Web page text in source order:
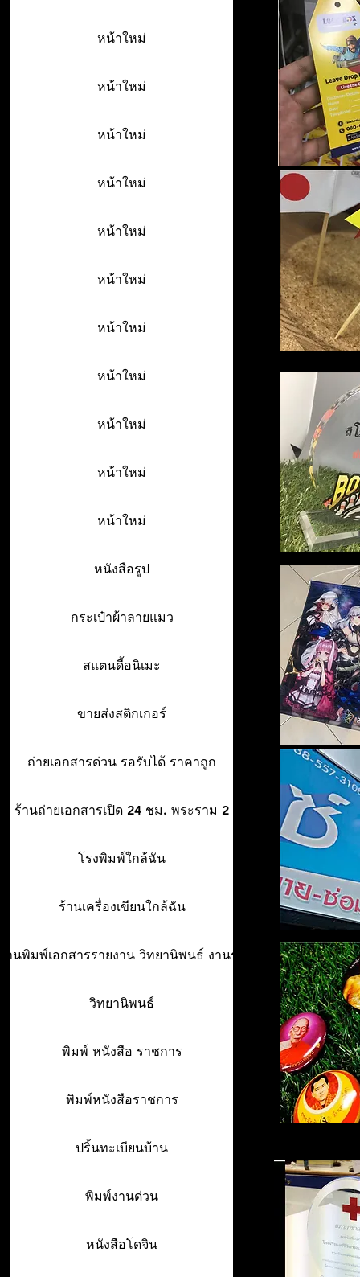
หน้าใหม่
หน้าใหม่
หน้าใหม่
หน้าใหม่
หน้าใหม่
หน้าใหม่
หน้าใหม่
หน้าใหม่
หน้าใหม่
หน้าใหม่
หน้าใหม่
หนังสือรูป
กระเป๋าผ้าลายแมว
สแตนดี้อนิเมะ
ขายส่งสติกเกอร์
ถ่ายเอกสารด่วน รอรับได้ ราคาถูก
ร้านถ่ายเอกสารเปิด 24 ชม. พระราม 2
โรงพิมพ์ใกล้ฉัน
ร้านเครื่องเขียนใกล้ฉัน
านพิมพ์เอกสารรายงาน วิทยานิพนธ์ งานรา
วิทยานิพนธ์
พิมพ์ หนังสือ ราชการ
พิมพ์หนังสือราชการ
ปริ้นทะเบียนบ้าน
พิมพ์งานด่วน
หนังสือโดจิน